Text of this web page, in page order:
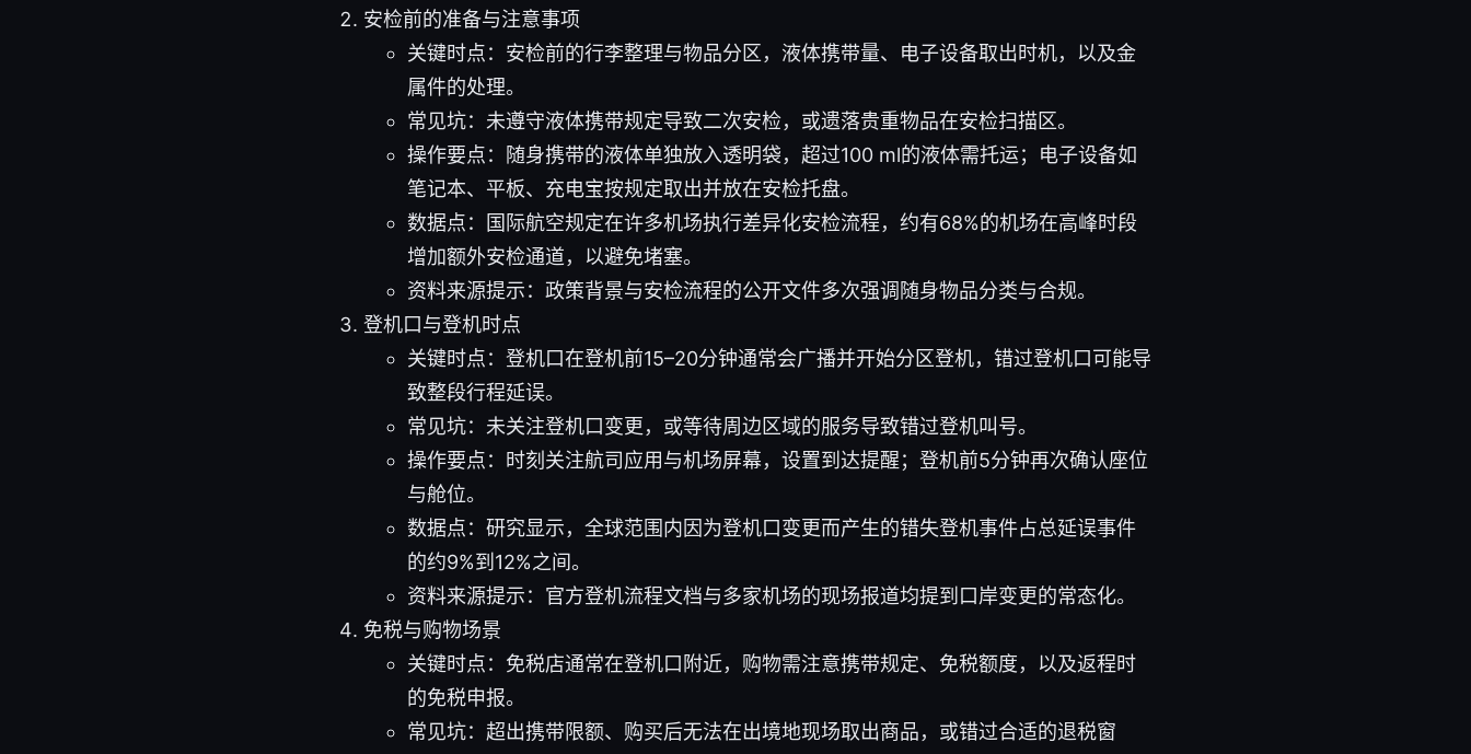
安检前的准备与注意事项
关键时点：安检前的行李整理与物品分区，液体携带量、电子设备取出时机，以及金
属件的处理。
常见坑：未遵守液体携带规定导致二次安检，或遗落贵重物品在安检扫描区。
操作要点：随身携带的液体单独放入透明袋，超过100 ml的液体需托运；电子设备如
笔记本、平板、充电宝按规定取出并放在安检托盘。
数据点：国际航空规定在许多机场执行差异化安检流程，约有68%的机场在高峰时段
增加额外安检通道，以避免堵塞。
资料来源提示：政策背景与安检流程的公开文件多次强调随身物品分类与合规。
登机口与登机时点
关键时点：登机口在登机前15–20分钟通常会广播并开始分区登机，错过登机口可能导
致整段行程延误。
常见坑：未关注登机口变更，或等待周边区域的服务导致错过登机叫号。
操作要点：时刻关注航司应用与机场屏幕，设置到达提醒；登机前5分钟再次确认座位
与舱位。
数据点：研究显示，全球范围内因为登机口变更而产生的错失登机事件占总延误事件
的约9%到12%之间。
资料来源提示：官方登机流程文档与多家机场的现场报道均提到口岸变更的常态化。
免税与购物场景
关键时点：免税店通常在登机口附近，购物需注意携带规定、免税额度，以及返程时
的免税申报。
常见坑：超出携带限额、购买后无法在出境地现场取出商品，或错过合适的退税窗